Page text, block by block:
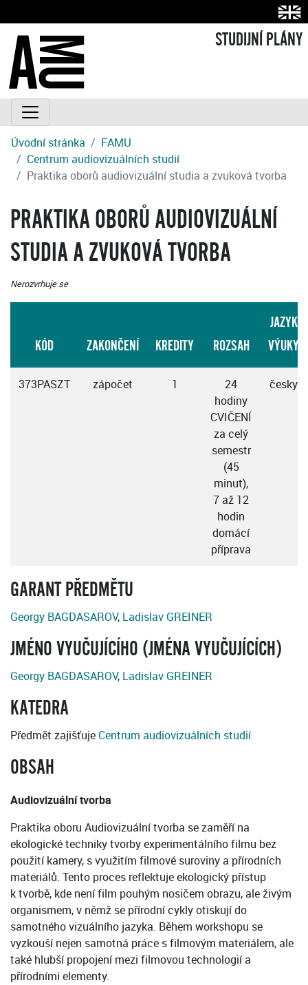
STUDIJNÍ PLÁNY
Úvodní stránka
FAMU
Centrum audiovizuálních studií
Praktika oborů audiovizuální studia a zvuková tvorba
PRAKTIKA OBORŮ AUDIOVIZUÁLNÍ
STUDIA A ZVUKOVÁ TVORBA
Nerozvrhuje se
KÓD ZAKONČENÍ KREDITY ROZSAH
JAZYK
VÝUKY
373PASZT zápočet 1
24
hodiny
CVIČENÍ
za celý
semestr
(45
minut),
7 až 12
hodin
domácí
příprava
česky
GARANT PŘEDMĚTU
Georgy BAGDASAROV, Ladislav GREINER
JMÉNO VYUČUJÍCÍHO (JMÉNA VYUČUJÍCÍCH)
Georgy BAGDASAROV, Ladislav GREINER
KATEDRA
Předmět zajišťuje Centrum audiovizuálních studií
OBSAH
Audiovizuální tvorba
Praktika oboru Audiovizuální tvorba se zaměří na
ekologické techniky tvorby experimentálního filmu bez
použití kamery, s využitím filmové suroviny a přírodních
materiálů. Tento proces reflektuje ekologický přístup
k tvorbě, kde není film pouhým nosičem obrazu, ale živým
organismem, v němž se přírodní cykly otiskují do
samotného vizuálního jazyka. Během workshopu se
vyzkouší nejen samotná práce s filmovým materiálem, ale
také hlubší propojení mezi filmovou technologií a
přírodními elementy.